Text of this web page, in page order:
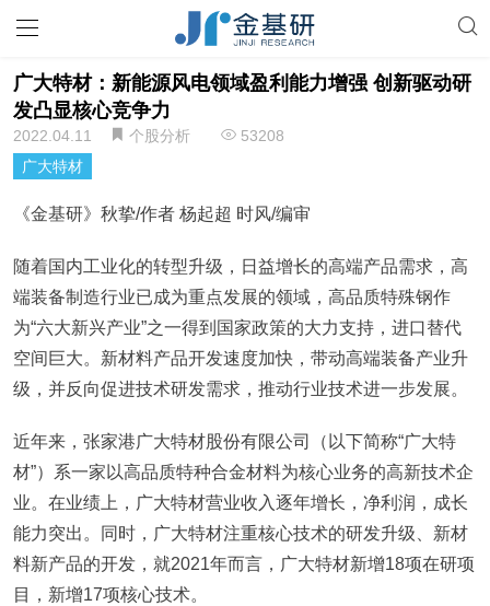
广大特材：新能源风电领域盈利能力增强 创新驱动研
发凸显核心竞争力
2022.04.11 个股分析
53208
广大特材
《金基研》秋挚/作者 杨起超 时风/编审
随着国内工业化的转型升级，日益增长的高端产品需求，高
端装备制造行业已成为重点发展的领域，高品质特殊钢作
为“六大新兴产业”之一得到国家政策的大力支持，进口替代
空间巨大。新材料产品开发速度加快，带动高端装备产业升
级，并反向促进技术研发需求，推动行业技术进一步发展。
近年来，张家港广大特材股份有限公司（以下简称“广大特
材”）系一家以高品质特种合金材料为核心业务的高新技术企
业。在业绩上，广大特材营业收入逐年增长，净利润，成长
能力突出。同时，广大特材注重核心技术的研发升级、新材
料新产品的开发，就2021年而言，广大特材新增18项在研项
目，新增17项核心技术。